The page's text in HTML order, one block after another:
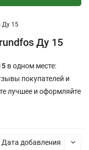
Ду 15
Ду 15
в одном месте:
покупателей и
лучшее и оформляйте
Дата добавления